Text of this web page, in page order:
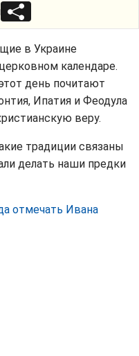
в Украине
календаре.
день почитают
Ипатия и Феодула
веру.
традиции связаны
делать наши предки
отмечать Ивана